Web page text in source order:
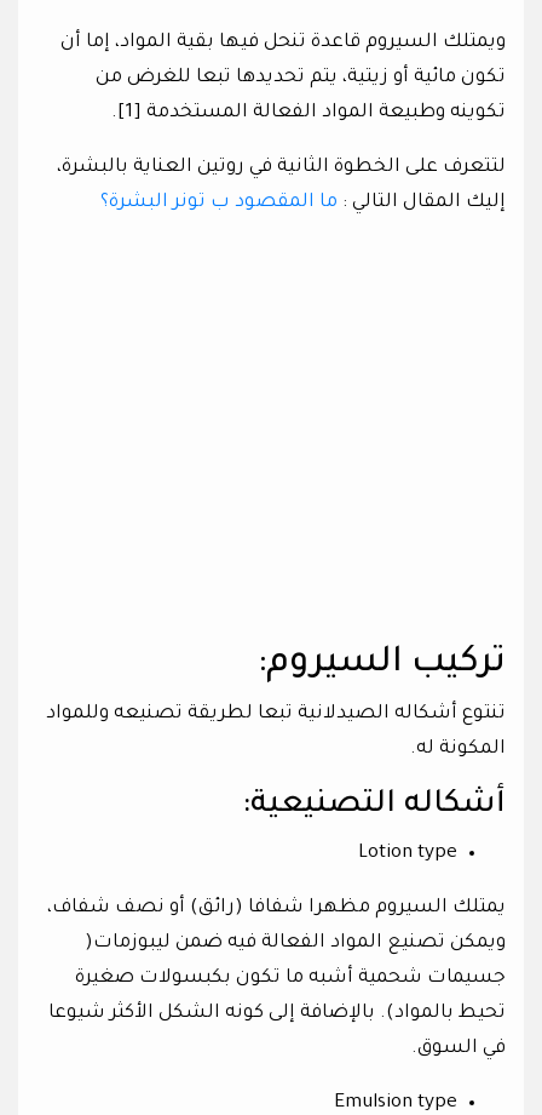
ويمتلك السيروم قاعدة تنحل فيها بقية المواد، إما أن
تكون مائية أو زيتية، يتم تحديدها تبعا للغرض من
تكوينه وطبيعة المواد الفعالة المستخدمة [1].
لتتعرف على الخطوة الثانية في روتين العناية بالبشرة،
إليك المقال التالي : ما المقصود ب تونر البشرة؟
تركيب السيروم:
تنتوع أشكاله الصيدلانية تبعا لطريقة تصنيعه وللمواد
المكونة له.
أشكاله التصنيعية:
Lotion type
يمتلك السيروم مظهرا شفافا (رائق) أو نصف شفاف،
ويمكن تصنيع المواد الفعالة فيه ضمن ليبوزمات(
جسيمات شحمية أشبه ما تكون بكبسولات صغيرة
تحيط بالمواد). بالإضافة إلى كونه الشكل الأكثر شيوعا
في السوق.
Emulsion type